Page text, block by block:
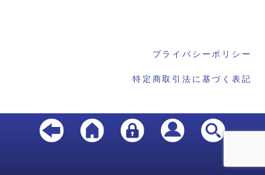
プライバシーポリシー
特定商取引法に基づく表記